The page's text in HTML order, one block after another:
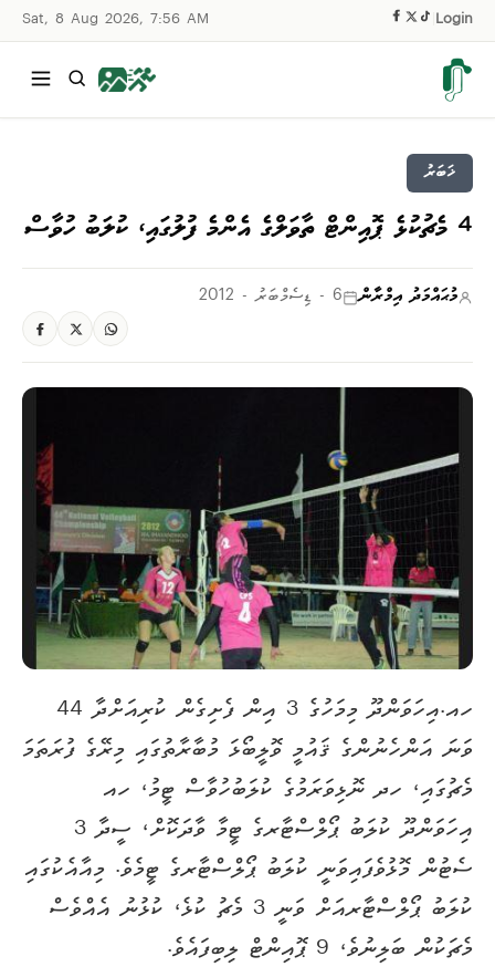
Sat, 8 Aug 2026, 7:56 AM Login
ޚަބަރު
4 މެޗުކުޅެ ޕޮއިންޓް ތާވަލްގެ އެންމެ ފުލުގައި، ކުލަބު ހުވާސް
މުޙައްމަދު އިމްރާން 6 - ޑިސެމްބަރު - 2012
ހއ.އިހަވަންދޫ މިމަހުގެ 3 އިން ފެށިގެން ކުރިއަށްދާ 44
ވަނަ އަންހެނުންގެ ޤައުމީ ވޮލީބޯޅަ މުބާރާތުގައި މިރޭގެ ފުރަތަމަ
މެޗުގައި، ހދ ނޮޅިވަރަމުގެ ކުލަބުހުވާސް ޓީމު، ހއ
އިހަވަންދޫ ކުލަބު ޕޯލްސްޓާރގެ ޓީމާ ވާދަކޮށް، ސީދާ 3
ސެޓުން މޮޅުވެފައިވަނީ ކުލަބު ޕޯލްސްޓާރގެ ޓީމެވެ. މިއާއެކުގައި
ކުލަބު ޕޯލްސްޓާރއަށް ވަނީ 3 މެޗު ކުޅެ، ކުޅުނު އެއްވެސް
މެޗަކުން ބަލިނުވެ، 9 ޕޮއިންޓް ލިބިފައެވެ.